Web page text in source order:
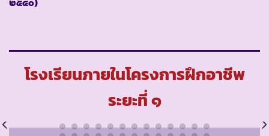
โรงเรียนภายในโครงการฝึกอาชีพ
ระยะที่ ๑